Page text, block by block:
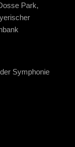
Park,
Symphonie